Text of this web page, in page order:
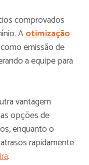
comprovados
Aotimização
emissão de
a equipe para
vantagem
opções de
enquanto o
rapidamente
.